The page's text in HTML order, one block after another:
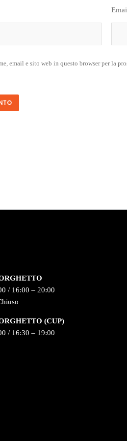
email e sito web in questo browser per la
/ 16:00 – 20:00
(CUP)
/ 16:30 – 19:00